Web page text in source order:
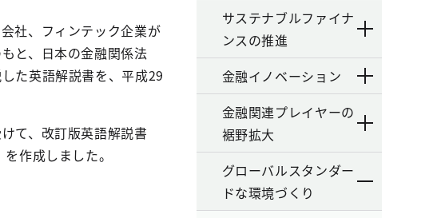
社、フィンテック企業が
と、日本の金融関係法
た英語解説書を、平成29
て、改訂版英語解説書
作成しました。
サステナブルファイナ
ンスの推進
金融イノベーション
金融関連プレイヤーの
裾野拡大
グローバルスタンダー
ドな環境づくり